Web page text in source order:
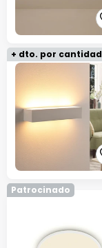
+ dto. por cantidad
Patrocinado